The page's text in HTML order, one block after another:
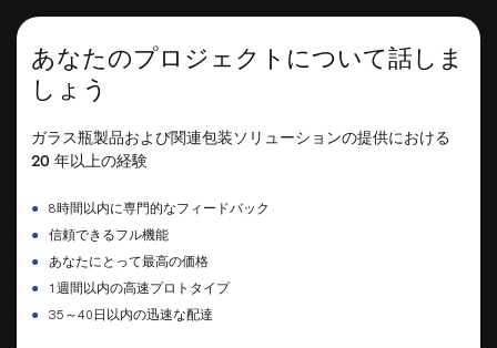
あなたのプロジェクトについて話しま
しょう
ガラス瓶製品および関連包装ソリューションの提供における
20 年以上の経験
●
8時間以内に専門的なフィードバック
●
信頼できるフル機能
●
あなたにとって最高の価格
●
1週間以内の高速プロトタイプ
●
35～40日以内の迅速な配達